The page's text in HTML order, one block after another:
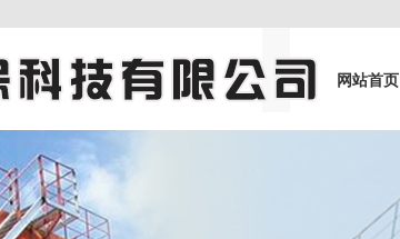
网站首页